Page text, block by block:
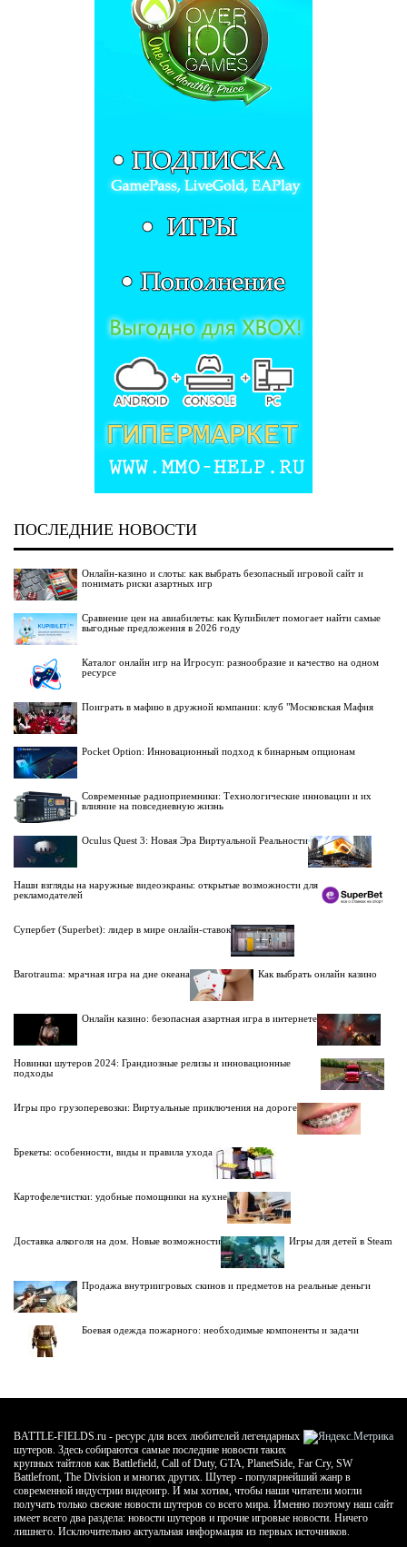
ПОСЛЕДНИЕ НОВОСТИ
Онлайн-казино и слоты: как выбрать безопасный игровой сайт и
понимать риски азартных игр
Сравнение цен на авиабилеты: как КупиБилет помогает найти самые
выгодные предложения в 2026 году
Каталог онлайн игр на Игросуп: разнообразие и качество на одном
ресурсе
Поиграть в мафию в дружной компании: клуб "Московская Мафия
Pocket Option: Инновационный подход к бинарным опционам
Современные радиоприемники: Технологические инновации и их
влияние на повседневную жизнь
Oculus Quest 3: Новая Эра Виртуальной Реальности
Наши взгляды на наружные видеоэкраны: открытые возможности для
рекламодателей
Супербет (Superbet): лидер в мире онлайн-ставок
Barotrauma: мрачная игра на дне океана Как выбрать онлайн казино
Онлайн казино: безопасная азартная игра в интернете
Новинки шутеров 2024: Грандиозные релизы и инновационные
подходы
Игры про грузоперевозки: Виртуальные приключения на дороге
Брекеты: особенности, виды и правила ухода
Картофелечистки: удобные помощники на кухне
Доставка алкоголя на дом. Новые возможности Игры для детей в Steam
Продажа внутриигровых скинов и предметов на реальные деньги
Боевая одежда пожарного: необходимые компоненты и задачи
BATTLE-FIELDS.ru - ресурс для всех любителей легендарных
шутеров. Здесь собираются самые последние новости таких
крупных тайтлов как Battlefield, Call of Duty, GTA, PlanetSide, Far Cry, SW
Battlefront, The Division и многих других. Шутер - популярнейший жанр в
современной индустрии видеоигр. И мы хотим, чтобы наши читатели могли
получать только свежие новости шутеров со всего мира. Именно поэтому наш сайт
имеет всего два раздела: новости шутеров и прочие игровые новости. Ничего
лишнего. Исключительно актуальная информация из первых источников.